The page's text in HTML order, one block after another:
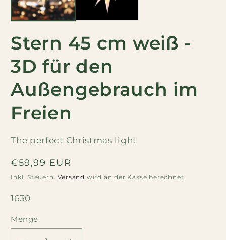
Stern 45 cm weiß -
3D für den
Außengebrauch im
Freien
The perfect Christmas light
Regulärer
Preis
€59,99 EUR
Inkl. Steuern.Versand wird an der Kasse berechnet.
SKU:
1630
Menge
Menge